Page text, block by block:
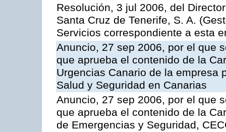
Resolución, 3 jul 2006, del
Santa Cruz de Tenerife, S. A.
Servicios correspondiente a esta
Anuncio, 27 sep 2006, por el que
que aprueba el contenido de la
Urgencias Canario de la empresa
Salud y Seguridad en Canarias
Anuncio, 27 sep 2006, por el que
que aprueba el contenido de la
de Emergencias y Seguridad,